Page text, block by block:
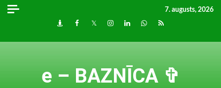
Skip
7. augusts, 2026
DraugiemFacebook
TwitterInstagram
LinkedInwhatsapp
RSS
e – BAZNĪCA ✞